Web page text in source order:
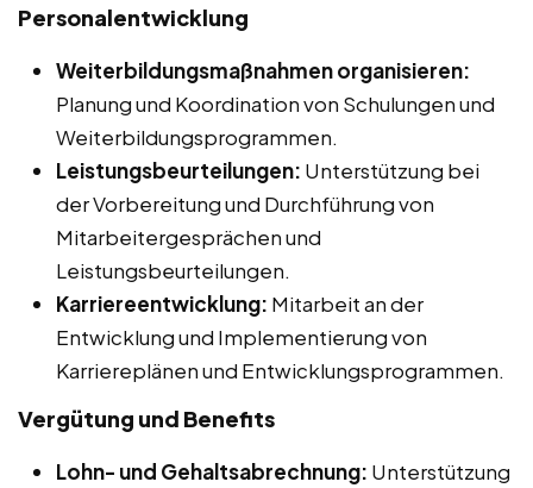
Personalentwicklung
Weiterbildungsmaßnahmen organisieren:
Planung und Koordination von Schulungen und
Weiterbildungsprogrammen.
Leistungsbeurteilungen: Unterstützung bei
der Vorbereitung und Durchführung von
Mitarbeitergesprächen und
Leistungsbeurteilungen.
Karriereentwicklung: Mitarbeit an der
Entwicklung und Implementierung von
Karriereplänen und Entwicklungsprogrammen.
Vergütung und Benefits
Lohn- und Gehaltsabrechnung: Unterstützung